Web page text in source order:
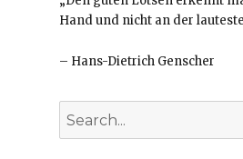
Hand und nicht an der
– Hans-Dietrich Genscher
for: